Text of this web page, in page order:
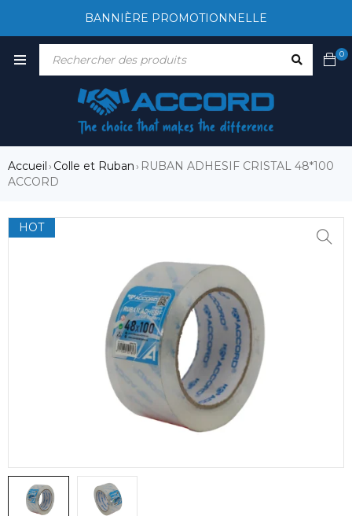
BANNIÈRE PROMOTIONNELLE
0
Accueil› Colle et Ruban› RUBAN ADHESIF CRISTAL 48*100
ACCORD
HOT